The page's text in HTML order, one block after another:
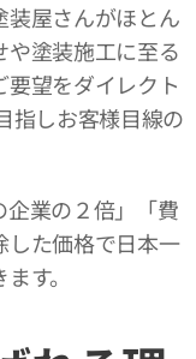
装屋さんがほとん
や塗装施工に至る
望をダイレクト
指しお客様目線の
業の２倍」「費
した価格で日本一
す。